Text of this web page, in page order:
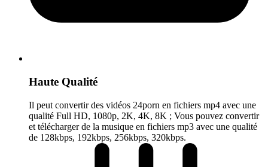
Haute Qualité
Il peut convertir des vidéos 24porn en fichiers mp4 avec une
qualité Full HD, 1080p, 2K, 4K, 8K ; Vous pouvez convertir
et télécharger de la musique en fichiers mp3 avec une qualité
de 128kbps, 192kbps, 256kbps, 320kbps.